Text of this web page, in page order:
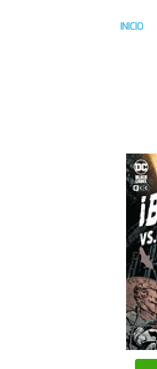
INICIO